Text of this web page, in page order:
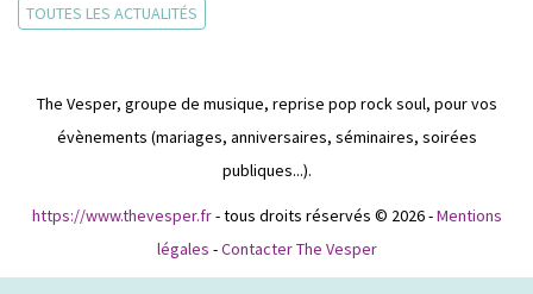
TOUTES LES ACTUALITÉS
The Vesper, groupe de musique, reprise pop rock soul, pour vos
évènements (mariages, anniversaires, séminaires, soirées
publiques...).
https://www.thevesper.fr- tous droits réservés © 2026 -Mentions
légales -Contacter The Vesper